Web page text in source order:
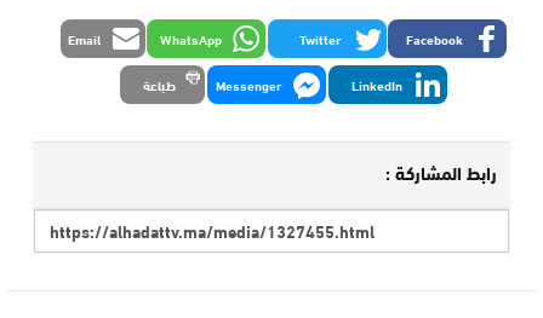
Facebook
Twitter
WhatsApp
Email
LinkedIn
Messenger طباعة
رابط المشاركة :